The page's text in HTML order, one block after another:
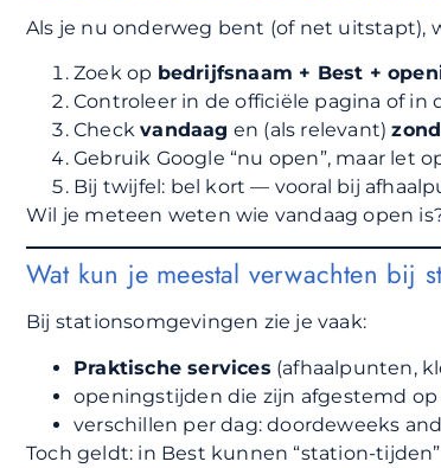
Als je nu onderweg bent (of net uitstapt),
Zoek op bedrijfsnaam + Best +
Controleer in de officiële pagina of in
Checkvandaag en (als relevant)
Gebruik Google “nu open”, maar let
Bij twijfel: bel kort — vooral bij
Wil je meteen weten wie vandaag open
Wat kun je meestal verwachten bij
Bij stationsomgevingen zie je vaak:
Praktische services (afhaalpunten,
openingstijden die zijn afgestemd op
verschillen per dag: doordeweeks
Toch geldt: in Best kunnen “station-